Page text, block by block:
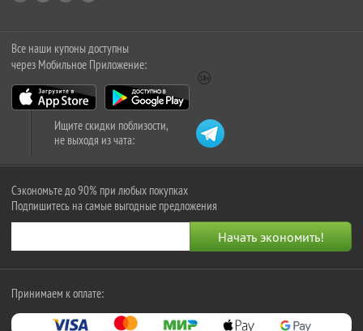
Все наши купоны доступны
через Мобильное Приложение:
Ищите скидки поблизости,
не выходя из чата:
Сэкономьте до 90% при любых покупках
Подпишитесь на самые выгодные предложения
Принимаем к оплате: